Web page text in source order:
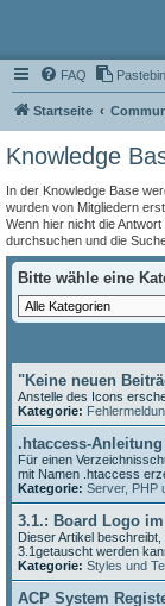
FAQ Pastebin
Startseite
Knowledge
In der Knowledge Base
wurden von Mitgliedern
Wenn hier nicht die
durchsuchen und die
Bitte wähle eine
"Keine neuen
Anstelle des Icons
Kategorie:
.htaccess-
Für einen
mit Namen .htaccess
Kategorie: Server, PHP
3.1.: Board Logo
Dieser Artikel
3.1getauscht werden
Kategorie: Styles und
ACP System